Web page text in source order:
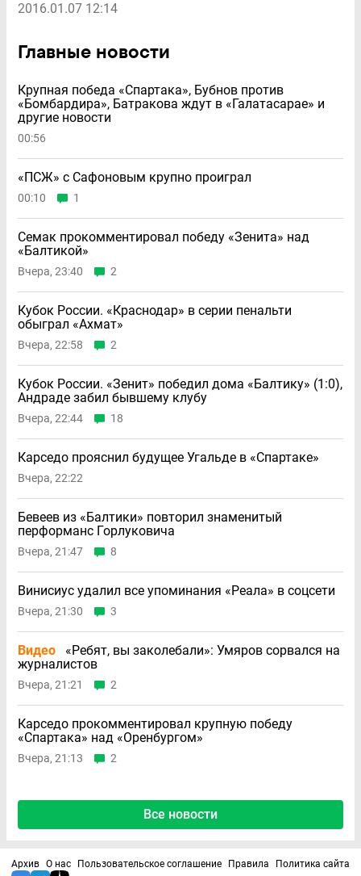
2016.01.07 12:14
Главные новости
Крупная победа «Спартака», Бубнов против
«Бомбардира», Батракова ждут в «Галатасарае» и
другие новости
00:56
«ПСЖ» с Сафоновым крупно проиграл
00:10 1
Семак прокомментировал победу «Зенита» над
«Балтикой»
Вчера, 23:40 2
Кубок России. «Краснодар» в серии пенальти
обыграл «Ахмат»
Вчера, 22:58 2
Кубок России. «Зенит» победил дома «Балтику» (1:0),
Андраде забил бывшему клубу
Вчера, 22:44 18
Карседо прояснил будущее Угальде в «Спартаке»
Вчера, 22:22
Бевеев из «Балтики» повторил знаменитый
перформанс Горлуковича
Вчера, 21:47 8
Винисиус удалил все упоминания «Реала» в соцсети
Вчера, 21:30 3
Видео
«Ребят, вы заколебали»: Умяров сорвался на
журналистов
Вчера, 21:21 2
Карседо прокомментировал крупную победу
«Спартака» над «Оренбургом»
Вчера, 21:13 2
Все новости
Архив О нас Пользовательское соглашение Правила
Политика сайта